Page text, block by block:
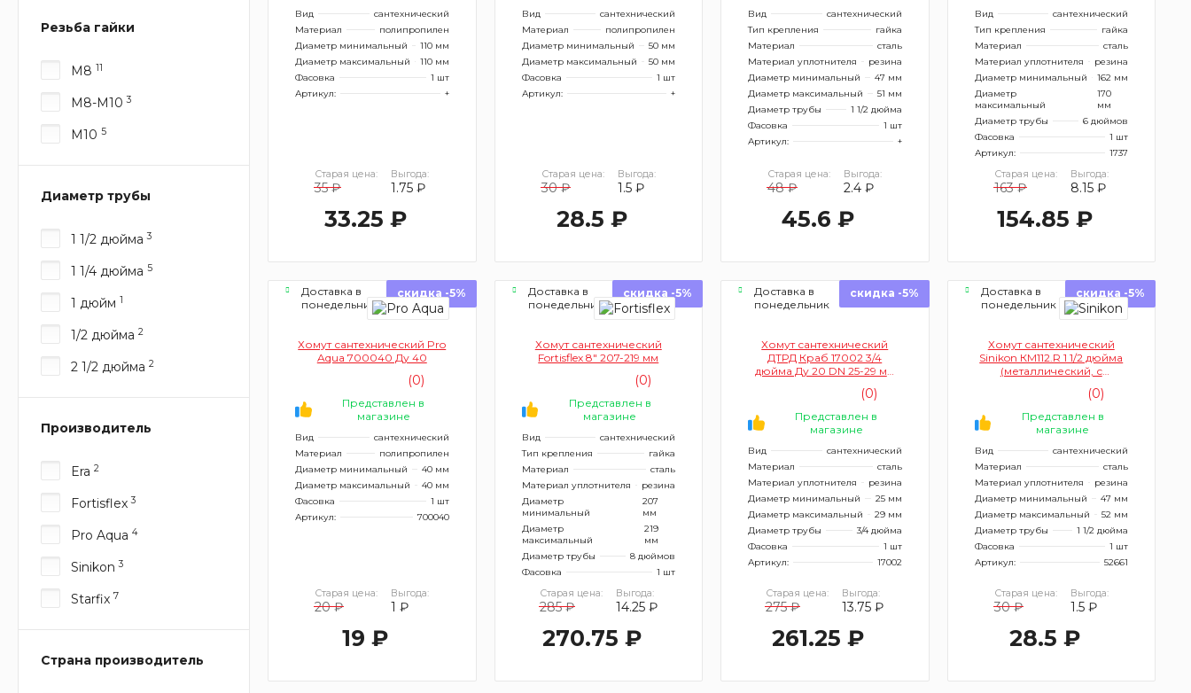
Резьба гайки
M8 11
M8-M103
M10 5
Диаметр трубы
1 1/2 дюйма3
1 1/4 дюйма 5
1 дюйм 1
1/2 дюйма 2
2 1/2 дюйма 2
Производитель
Era 2
Fortisflex3
Pro Aqua 4
Sinikon3
Starfix 7
Страна производитель
Вид
сантехнический
Материал
полипропилен
Диаметр минимальный
110 мм
Диаметр максимальный
110 мм
Фасовка
1 шт
Артикул:
+
Старая цена:
35 ₽
Выгода:
1.75 ₽
33.25 ₽
Вид
сантехнический
Материал
полипропилен
Диаметр минимальный
50 мм
Диаметр максимальный
50 мм
Фасовка
1 шт
Артикул:
+
Старая цена:
30 ₽
Выгода:
1.5 ₽
28.5 ₽
Вид
сантехнический
Тип крепления
гайка
Материал
сталь
Материал уплотнителя
резина
Диаметр минимальный
47 мм
Диаметр максимальный
51 мм
Диаметр трубы
1 1/2 дюйма
Фасовка
1 шт
Артикул:
+
Старая цена:
48 ₽
Выгода:
2.4 ₽
45.6 ₽
Вид
сантехнический
Тип крепления
гайка
Материал
сталь
Материал уплотнителя
резина
Диаметр минимальный
162 мм
Диаметр
максимальный
170
мм
Диаметр трубы
6 дюймов
Фасовка
1 шт
Артикул:
1737
Старая цена:
163 ₽
Выгода:
8.15 ₽
154.85 ₽
Доставка в
понедельник
скидка -5%
Хомут сантехнический Pro
Aqua 700040 Ду 40
(0)
Представлен в
магазине
Вид
сантехнический
Материал
полипропилен
Диаметр минимальный
40 мм
Диаметр максимальный
40 мм
Фасовка
1 шт
Артикул:
700040
Старая цена:
20 ₽
Выгода:
1 ₽
19 ₽
Доставка в
понедельник
скидка -5%
Хомут сантехнический
Fortisflex 8" 207-219 мм
(0)
Представлен в
магазине
Вид
сантехнический
Тип крепления
гайка
Материал
сталь
Материал уплотнителя
резина
Диаметр
минимальный
207
мм
Диаметр
максимальный
219
мм
Диаметр трубы
8 дюймов
Фасовка
1 шт
Старая цена:
285 ₽
Выгода:
14.25 ₽
270.75 ₽
Доставка в
понедельник
скидка -5%
Хомут сантехнический
ДТРД Краб 17002 3/4
дюйма Ду 20 DN 25-29 мм
(0)
Представлен в
магазине
Вид
сантехнический
Материал
сталь
Материал уплотнителя
резина
Диаметр минимальный
25 мм
Диаметр максимальный
29 мм
Диаметр трубы
3/4 дюйма
Фасовка
1 шт
Артикул:
17002
Старая цена:
275 ₽
Выгода:
13.75 ₽
261.25 ₽
Доставка в
понедельник
скидка -5%
Хомут сантехнический
Sinikon КМ112.R 1 1/2 дюйма
(металлический, с
(0)
Представлен в
магазине
Вид
сантехнический
Материал
сталь
Материал уплотнителя
резина
Диаметр минимальный
47 мм
Диаметр максимальный
52 мм
Диаметр трубы
1 1/2 дюйма
Фасовка
1 шт
Артикул:
52661
Старая цена:
30 ₽
Выгода:
1.5 ₽
28.5 ₽